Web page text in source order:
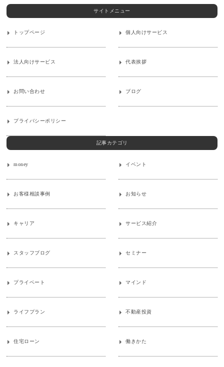
サイトメニュー
トップページ 個人向けサービス
法人向けサービス 代表挨拶
お問い合わせ ブログ
プライバシーポリシー
記事カテゴリ
money イベント
お客様相談事例 お知らせ
キャリア サービス紹介
スタッフブログ セミナー
プライベート マインド
ライフプラン 不動産投資
住宅ローン 働きかた